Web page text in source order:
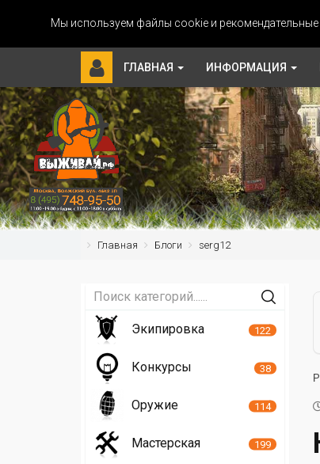
Мы используем файлы cookie и
ГЛАВНАЯ ИНФОРМАЦИЯ
Главная Блоги serg12
Экипировка 122
Конкурсы 38
Оружие 114
Мастерская 199